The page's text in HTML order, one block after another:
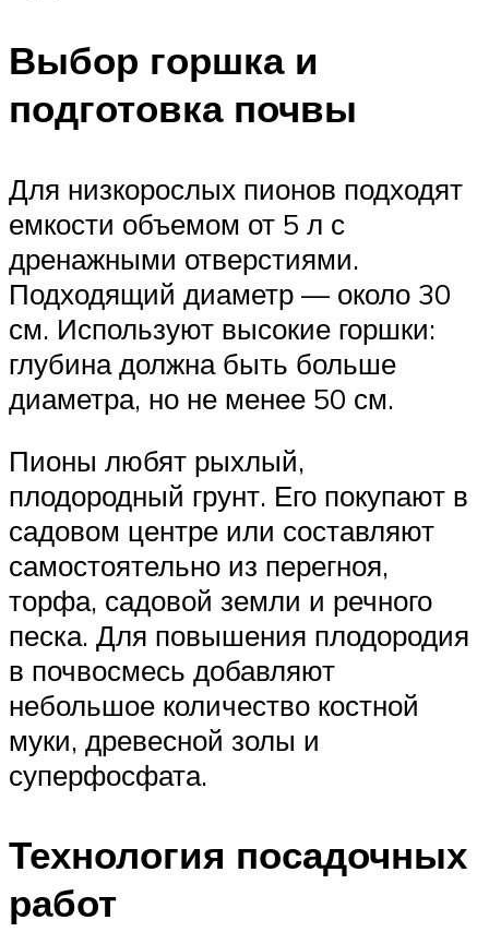
Выбор горшка и
подготовка почвы
Для низкорослых пионов подходят
емкости объемом от 5 л с
дренажными отверстиями.
Подходящий диаметр — около 30
см. Используют высокие горшки:
глубина должна быть больше
диаметра, но не менее 50 см.
Пионы любят рыхлый,
плодородный грунт. Его покупают в
садовом центре или составляют
самостоятельно из перегноя,
торфа, садовой земли и речного
песка. Для повышения плодородия
в почвосмесь добавляют
небольшое количество костной
муки, древесной золы и
суперфосфата.
Технология посадочных
работ